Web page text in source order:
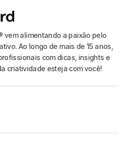
vem alimentando a paixão pelo
Ao longo de mais de 15 anos,
com dicas, insights e
criatividade esteja com você!